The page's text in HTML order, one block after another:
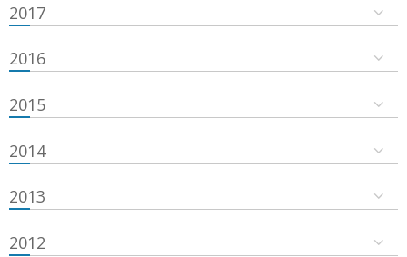
2017
2016
2015
2014
2013
2012